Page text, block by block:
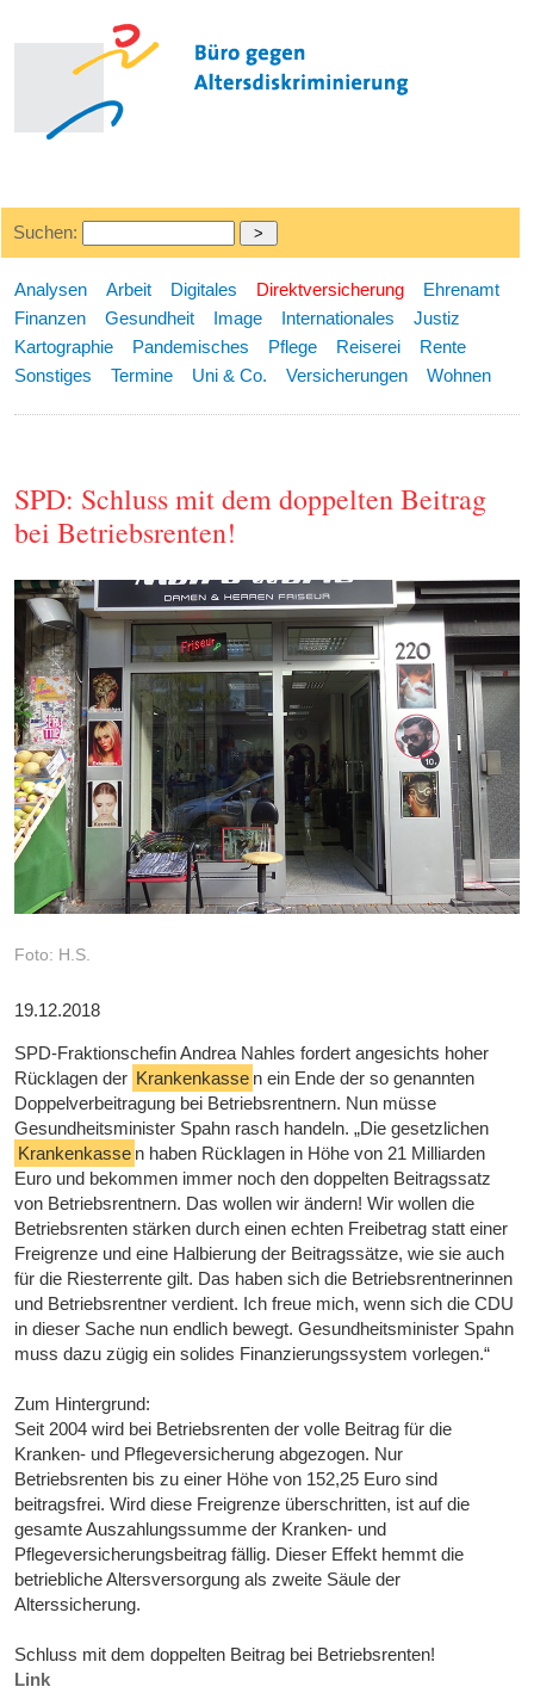
Suchen:
Analysen Arbeit Digitales Direktversicherung
Ehrenamt
Finanzen
Gesundheit Image Internationales
Justiz
Kartographie
Pandemisches Pflege Reiserei
Rente
Sonstiges
Termine Uni & Co. Versicherungen Wohnen
SPD: Schluss mit dem doppelten Beitrag
bei Betriebsrenten!
Foto: H.S.
19.12.2018
SPD-Fraktionschefin Andrea Nahles fordert angesichts hoher
Rücklagen der Krankenkasse n ein Ende der so genannten
Doppelverbeitragung bei Betriebsrentnern. Nun müsse
Gesundheitsminister Spahn rasch handeln. „Die gesetzlichen
Krankenkasse n haben Rücklagen in Höhe von 21 Milliarden
Euro und bekommen immer noch den doppelten Beitragssatz
von Betriebsrentnern. Das wollen wir ändern! Wir wollen die
Betriebsrenten stärken durch einen echten Freibetrag statt einer
Freigrenze und eine Halbierung der Beitragssätze, wie sie auch
für die Riesterrente gilt. Das haben sich die Betriebsrentnerinnen
und Betriebsrentner verdient. Ich freue mich, wenn sich die CDU
in dieser Sache nun endlich bewegt. Gesundheitsminister Spahn
muss dazu zügig ein solides Finanzierungssystem vorlegen.“
Zum Hintergrund:
Seit 2004 wird bei Betriebsrenten der volle Beitrag für die
Kranken- und Pflegeversicherung abgezogen. Nur
Betriebsrenten bis zu einer Höhe von 152,25 Euro sind
beitragsfrei. Wird diese Freigrenze überschritten, ist auf die
gesamte Auszahlungssumme der Kranken- und
Pflegeversicherungsbeitrag fällig. Dieser Effekt hemmt die
betriebliche Altersversorgung als zweite Säule der
Alterssicherung.
Schluss mit dem doppelten Beitrag bei Betriebsrenten!
Link